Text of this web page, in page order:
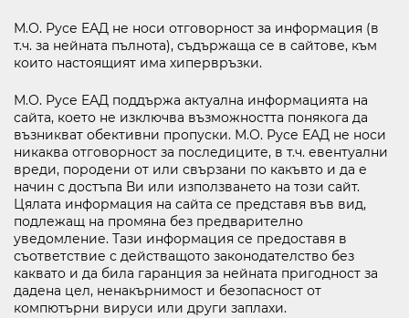
М.О. Русе EАД не носи отговорност за информация (в
т.ч. за нейната пълнота), съдържаща се в сайтове, към
които настоящият има хипервръзки.
М.О. Русе EАД поддържа актуална информацията на
сайта, което не изключва възможността понякога да
възникват обективни пропуски. М.О. Русе EАД не носи
никаква отговорност за последиците, в т.ч. евентуални
вреди, породени от или свързани по какъвто и да е
начин с достъпа Ви или използването на този сайт.
Цялата информация на сайта се представя във вид,
подлежащ на промяна без предварително
уведомление. Тази информация се предоставя в
съответствие с действащото законодателство без
каквато и да била гаранция за нейната пригодност за
дадена цел, ненакърнимост и безопасност от
компютърни вируси или други заплахи.
10:00 - 21:30
OPEN
121D Lipnik Blvd.
FIND ON MAP
RIGHTS OF USE
COOCIE POLICY
ПОЛИТИКА ЗА ОБРАБОТВАНЕ И СИГУРНОСТ НА ЛИЧНИТЕ ДАННИ